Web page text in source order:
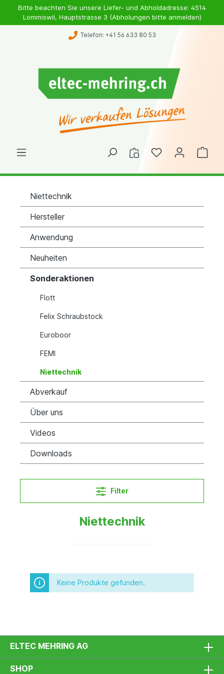
Bitte beachten Sie unsere Liefer- und Abholdadresse: 4514
Lommiswil, Hauptstrasse 3 (Abholungen bitte anmelden)
Telefon: +41 56 633 80 53
Niettechnik
Hersteller
Anwendung
Neuheiten
Sonderaktionen
Flott
Felix Schraubstock
Euroboor
FEMI
Niettechnik
Abverkauf
Über uns
Videos
Downloads
Filter
Niettechnik
Keine Produkte gefunden.
ELTEC MEHRING AG
SHOP